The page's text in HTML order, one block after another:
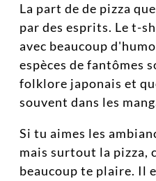
La part de de pizza
par des esprits. Le t-
avec beaucoup
espèces de fantômes
folklore japonais et
souvent dans les
Si tu aimes les
mais surtout la pizza,
beaucoup te plaire. Il